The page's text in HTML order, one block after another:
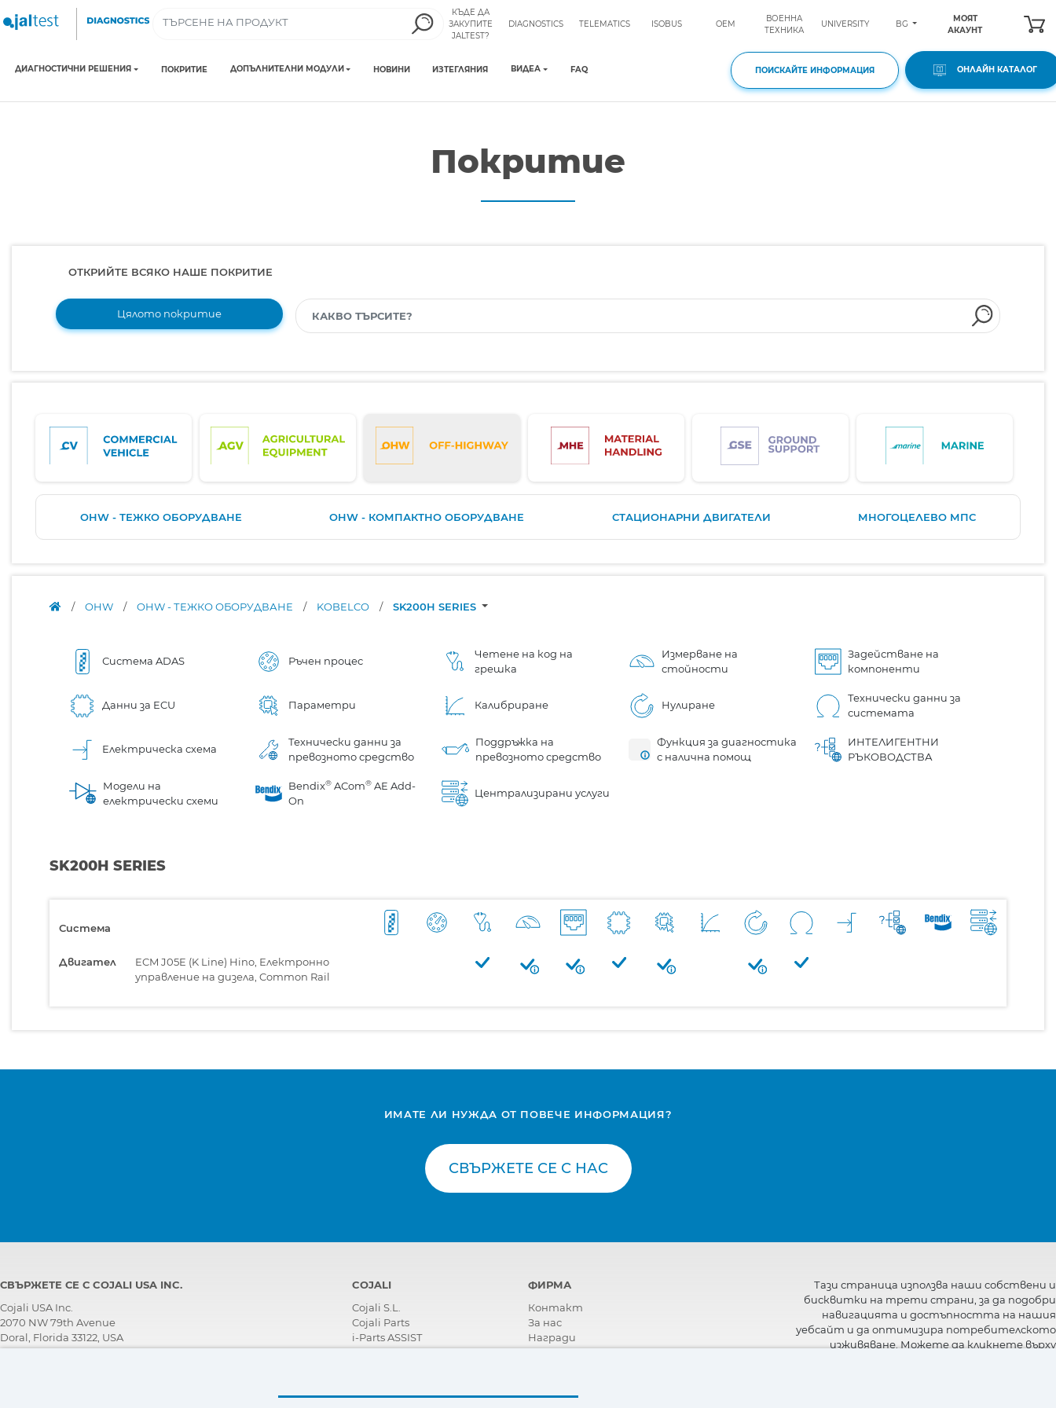
КЪДЕ ДА
ЗАКУПИТЕ
JALTEST?
DIAGNOSTICS TELEMATICS ISOBUS OEM
ВОЕННА
ТЕХНИКА
UNIVERSITY BG
МОЯТ
АКАУНТ
ДИАГНОСТИЧНИ РЕШЕНИЯ ПОКРИТИЕ ДОПЪЛНИТЕЛНИ МОДУЛИ НОВИНИ ИЗТЕГЛЯНИЯ ВИДЕА FAQ ПОИСКАЙТЕ ИНФОРМАЦИЯ ОНЛАЙН КАТАЛОГ
Покритие
ОТКРИЙТЕ ВСЯКО НАШЕ ПОКРИТИЕ
Цялото покритие
OHW - ТЕЖКО ОБОРУДВАНЕ OHW - КОМПАКТНО ОБОРУДВАНЕ СТАЦИОНАРНИ ДВИГАТЕЛИ МНОГОЦЕЛЕВО МПС
/ OHW / OHW - ТЕЖКО ОБОРУДВАНЕ / KOBELCO / SK200H SERIES
Система ADAS Ръчен процес
Четене на код на
грешка
Измерване на
стойности
Задействане на
компоненти
Данни за ECU Параметри Калибриране Нулиране
Технически данни за
системата
Електрическа схема
Технически данни за
превозното средство
Поддръжка на
превозното средство
Функция за диагностика
с налична помощ
ИНТЕЛИГЕНТНИ
РЪКОВОДСТВА
Модели на
електрически схеми
Bendix® ACom® AE Add-
On
Централизирани услуги
SK200H SERIES
Система
Двигател
ECM J05E (K Line) Hino, Електронно
управление на дизела, Common Rail
ИМАТЕ ЛИ НУЖДА ОТ ПОВЕЧЕ ИНФОРМАЦИЯ?
СВЪРЖЕТЕ СЕ С НАС
СВЪРЖЕТЕ СЕ С COJALI USA INC.
Cojali USA Inc.
2070 NW 79th Avenue
Doral, Florida 33122, USA
COJALI
Cojali S.L.
Cojali Parts
i-Parts ASSIST
ФИРМА
Контакт
За нас
Награди
Сертификати
Станете дистрибутор
Тази страница използва наши собствени и
бисквитки на трети страни, за да подобри
навигацията и достъпността на нашия
уебсайт и да оптимизира потребителското
изживяване. Можете да кликнете върху